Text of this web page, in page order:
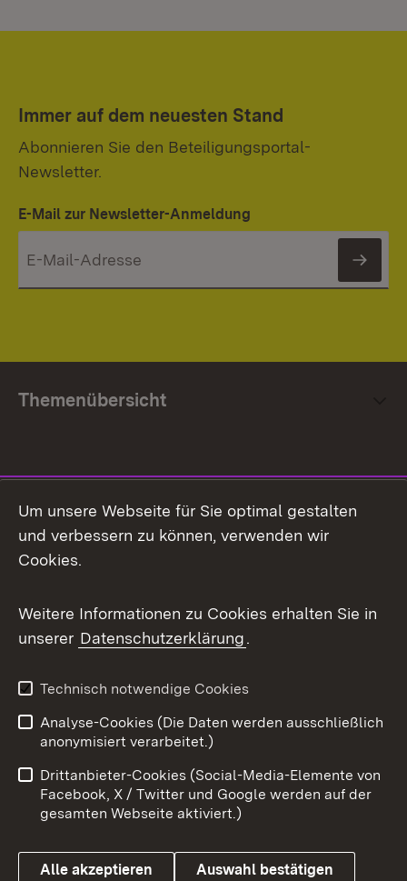
Immer auf dem neuesten Stand
Abonnieren Sie den Beteiligungsportal-
Newsletter.
E-Mail zur Newsletter-Anmeldung
Themenübersicht
Facebook
X / Twitter
Youtube
Impressum
Kontakt
Barrierefreiheit
Datenschutz
Cookies
Um unsere Webseite für Sie optimal gestalten
und verbessern zu können, verwenden wir
Cookies.
Weitere Informationen zu Cookies erhalten Sie in
unserer Datenschutzerklärung.
Technisch notwendige Cookies
Analyse-Cookies (Die Daten werden ausschließlich
anonymisiert verarbeitet.)
Drittanbieter-Cookies (Social-Media-Elemente von
Facebook, X / Twitter und Google werden auf der
gesamten Webseite aktiviert.)
Alle akzeptieren Auswahl bestätigen